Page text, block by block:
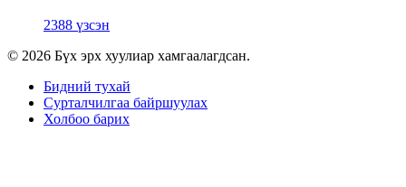
2388 үзсэн
© 2026 Бүх эрх хуулиар хамгаалагдсан.
Бидний тухай
Сурталчилгаа байршуулах
Холбоо барих